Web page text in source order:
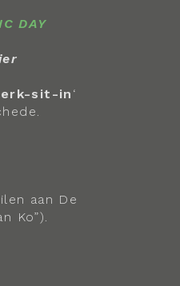
DAY
sit-in ‘
aan De
Ko”).